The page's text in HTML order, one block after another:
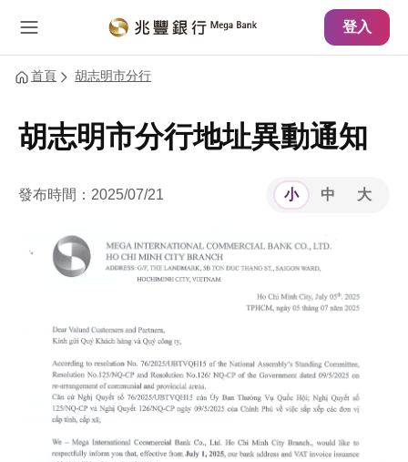
登入
首頁 胡志明市分行
胡志明市分行地址異動通知
發布時間：2025/07/21 小 中 大